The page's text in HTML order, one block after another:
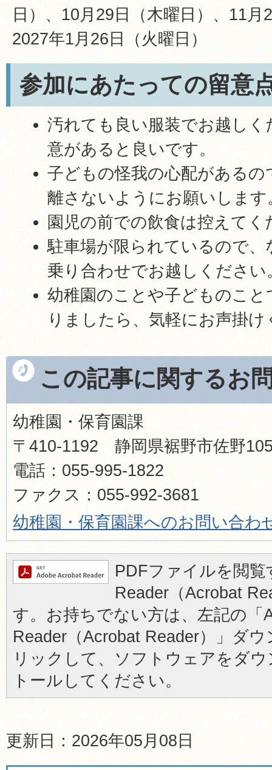
日）、10月29日（木曜日）、11月
2027年1月26日（火曜日）
参加にあたっての留意
汚れても良い服装でお越し
意があると良いです。
子どもの怪我の心配がある
離さないようにお願いします
園児の前での飲食は控えてく
駐車場が限られているので
乗り合わせでお越しください
幼稚園のことや子どものこ
りましたら、気軽にお声掛け
この記事に関するお
幼稚園・保育園課
〒410-1192 静岡県裾野市佐野
電話：055-995-1822
ファクス：055-992-3681
幼稚園・保育園課へのお問い合わ
PDFファイルを閲
Reader（Acrobat
す。お持ちでない方は、左記の「
Reader（Acrobat Reader）」ダ
リックして、ソフトウェアをダ
トールしてください。
更新日：2026年05月08日